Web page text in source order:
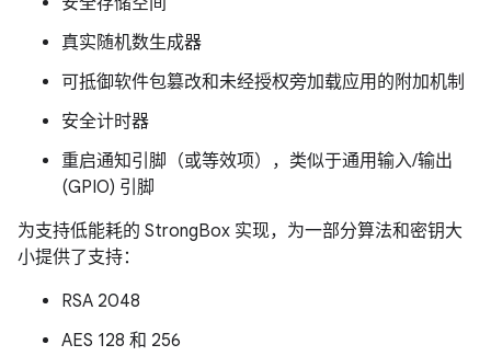
真实随机数生成器
可抵御软件包篡改和未经授权旁加载应用的附加机制
安全计时器
重启通知引脚（或等效项），类似于通用输入/输出
(GPIO) 引脚
为支持低能耗的 StrongBox 实现，为一部分算法和密钥大
小提供了支持：
RSA 2048
AES 128 和 256